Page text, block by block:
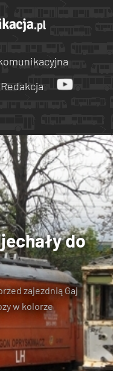
Redakcja
do
zajezdnią Gaj
w kolorze